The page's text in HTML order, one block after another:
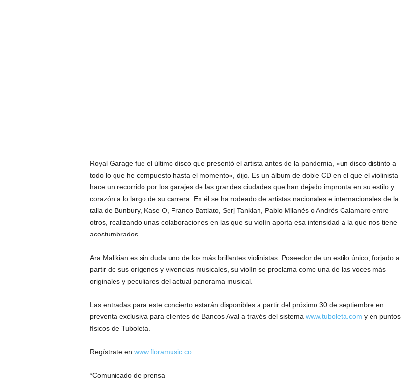
Royal Garage fue el último disco que presentó el artista antes de la pandemia, «un disco distinto a
todo lo que he compuesto hasta el momento», dijo. Es un álbum de doble CD en el que el violinista
hace un recorrido por los garajes de las grandes ciudades que han dejado impronta en su estilo y
corazón a lo largo de su carrera. En él se ha rodeado de artistas nacionales e internacionales de la
talla de Bunbury, Kase O, Franco Battiato, Serj Tankian, Pablo Milanés o Andrés Calamaro entre
otros, realizando unas colaboraciones en las que su violín aporta esa intensidad a la que nos tiene
acostumbrados.
Ara Malikian es sin duda uno de los más brillantes violinistas. Poseedor de un estilo único, forjado a
partir de sus orígenes y vivencias musicales, su violín se proclama como una de las voces más
originales y peculiares del actual panorama musical.
Las entradas para este concierto estarán disponibles a partir del próximo 30 de septiembre en
preventa exclusiva para clientes de Bancos Aval a través del sistema www.tuboleta.com y en puntos
físicos de Tuboleta.
Regístrate en www.floramusic.co
*Comunicado de prensa